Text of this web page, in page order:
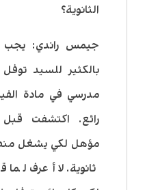
الثانوية؟
جيمس راندي: يجب
مدرسي في مادة
رائع. اكتشفت قبل
مؤهل لكي يشغل
ثانوية. لا أعرف